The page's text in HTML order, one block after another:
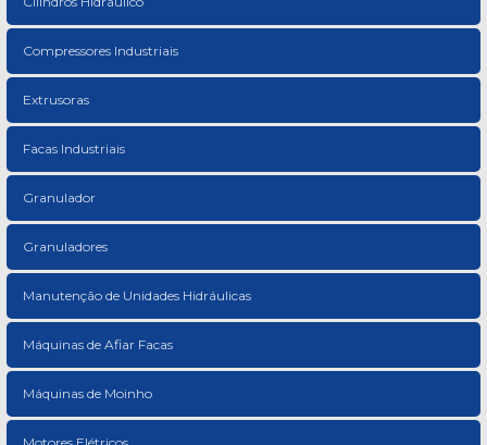
Compressores Industriais
Extrusoras
Facas Industriais
Granulador
Granuladores
Manutenção de Unidades Hidráulicas
Máquinas de Afiar Facas
Máquinas de Moinho